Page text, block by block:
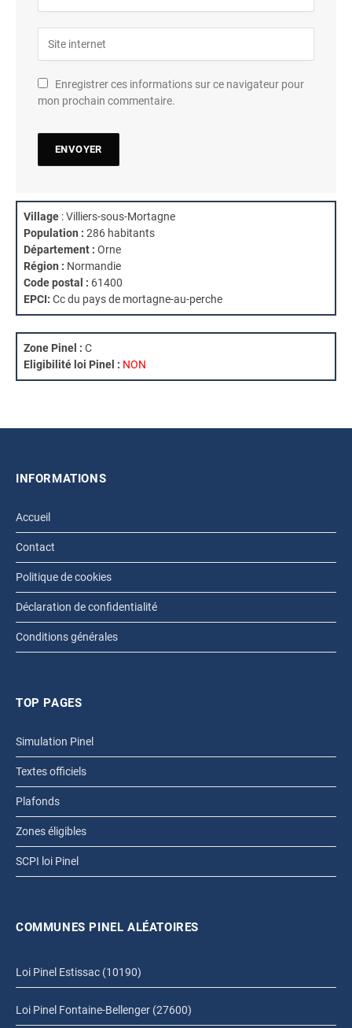
Enregistrer ces informations sur ce navigateur pour
mon prochain commentaire.
Village : Villiers-sous-Mortagne
Population : 286 habitants
Département : Orne
Région : Normandie
Code postal : 61400
EPCI: Cc du pays de mortagne-au-perche
Zone Pinel : C
Eligibilité loi Pinel : NON
INFORMATIONS
Accueil
Contact
Politique de cookies
Déclaration de confidentialité
Conditions générales
TOP PAGES
Simulation Pinel
Textes officiels
Plafonds
Zones éligibles
SCPI loi Pinel
COMMUNES PINEL ALÉATOIRES
Loi Pinel Estissac (10190)
Loi Pinel Fontaine-Bellenger (27600)